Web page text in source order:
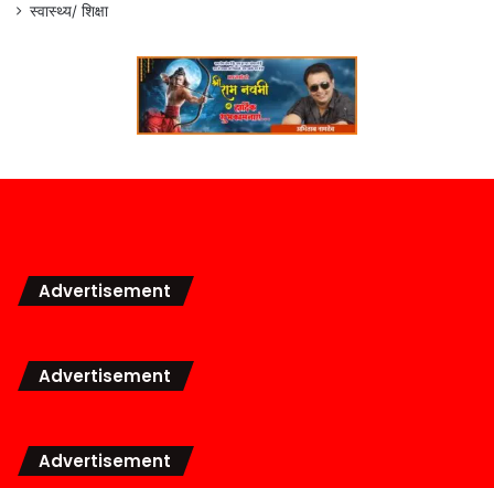
स्वास्थ्य/ शिक्षा
Advertisement
Advertisement
Advertisement